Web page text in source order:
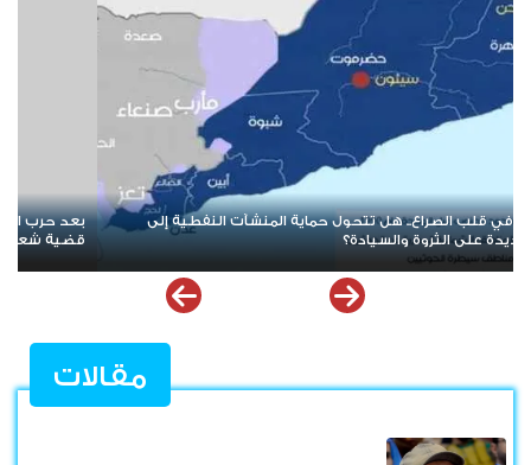
الممرات وتمدد الإرهاب.. هل يقترب العالم من إعادة قراءة
شعب الجنوب؟
عندما
السقوط
مقالات